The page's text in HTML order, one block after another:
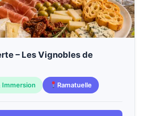
– Les Vignobles de
Immersion Ramatuelle